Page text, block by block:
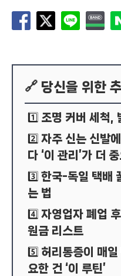
🔗 당신을 위한
1️⃣ 조명 커버 세척,
2️⃣ 자주 신는 신발
다 ‘이 관리’가 더
3️⃣ 한국-독일 택배
는 법
4️⃣ 자영업자 폐업
원금 리스트
5️⃣ 허리통증이 매
요한 건 ‘이 루틴’